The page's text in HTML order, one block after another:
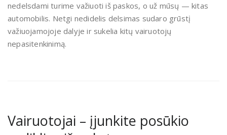
nedelsdami turime važiuoti iš paskos, o už mūsų — kitas
automobilis. Netgi nedidelis delsimas sudaro grūstį
važiuojamojoje dalyje ir sukelia kitų vairuotojų
nepasitenkinimą.
Vairuotojai – įjunkite posūkio